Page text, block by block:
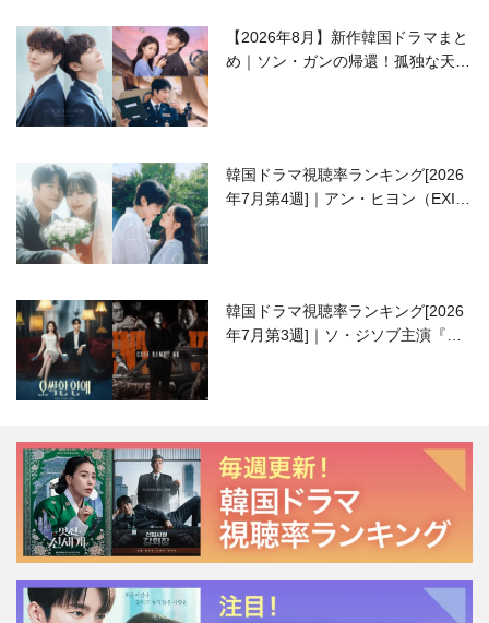
【2026年8月】新作韓国ドラマまと
め｜ソン・ガンの帰還！孤独な天才
韓国ドラマ視聴率ランキング[2026
年7月第4週]｜アン・ヒヨン（EXID
韓国ドラマ視聴率ランキング[2026
年7月第3週]｜ソ・ジソブ主演『エ